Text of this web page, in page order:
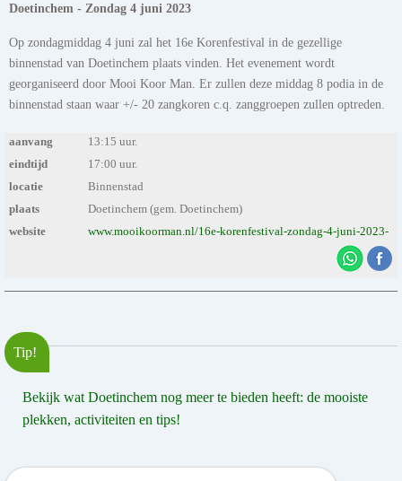
Doetinchem - Zondag 4 juni 2023
Op zondagmiddag 4 juni zal het 16e Korenfestival in de gezellige
binnenstad van Doetinchem plaats vinden. Het evenement wordt
georganiseerd door Mooi Koor Man. Er zullen deze middag 8 podia in de
binnenstad staan waar +/- 20 zangkoren c.q. zanggroepen zullen optreden.
aanvang
13:15 uur.
eindtijd
17:00 uur.
locatie
Binnenstad
plaats
Doetinchem (gem. Doetinchem)
website
www.mooikoorman.nl/16e-korenfestival-zondag-4-juni-2023-
Tip!
Bekijk wat Doetinchem nog meer te bieden heeft: de mooiste
plekken, activiteiten en tips!